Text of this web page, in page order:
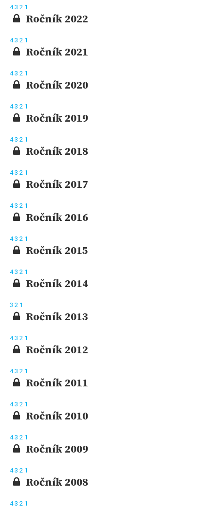
43 2 1
Ročník 2022
43 2 1
Ročník 2021
43 2 1
Ročník 2020
43 2 1
Ročník 2019
43 2 1
Ročník 2018
43 2 1
Ročník 2017
43 2 1
Ročník 2016
43 2 1
Ročník 2015
43 2 1
Ročník 2014
3 2 1
Ročník 2013
43 2 1
Ročník 2012
43 2 1
Ročník 2011
43 2 1
Ročník 2010
43 2 1
Ročník 2009
43 2 1
Ročník 2008
43 2 1